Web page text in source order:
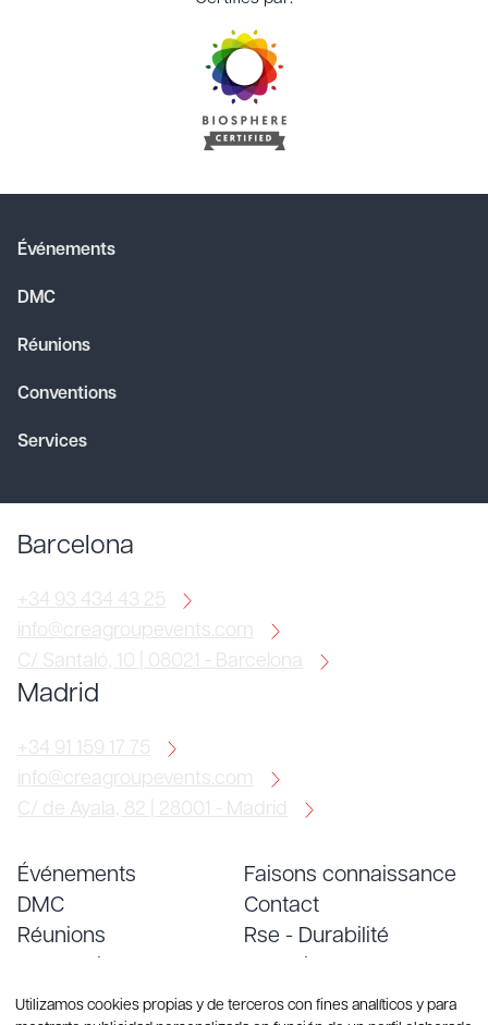
Événements
DMC
Réunions
Conventions
Services
Barcelona
+34 93 434 43 25
info@creagroupevents.com
C/ Santaló, 10 | 08021 - Barcelona
Madrid
+34 91 159 17 75
info@creagroupevents.com
C/ de Ayala, 82 | 28001 - Madrid
Événements
DMC
Réunions
Services
Faisons connaissance
Contact
Rse - Durabilité
Blog
Utilizamos cookies propias y de terceros con fines analíticos y para